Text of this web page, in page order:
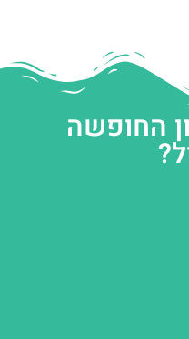
החופשה